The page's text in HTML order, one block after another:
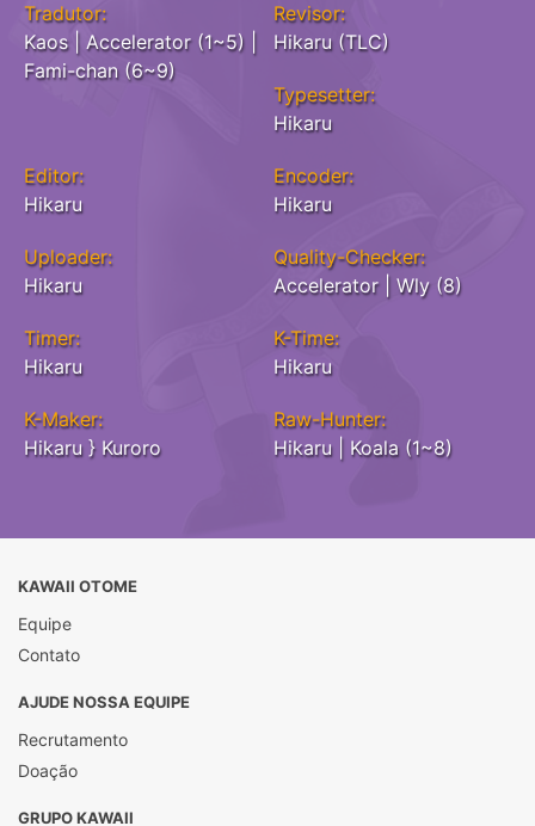
Tradutor:
Kaos | Accelerator (1~5) |
Fami-chan (6~9)
Revisor:
Hikaru (TLC)
Typesetter:
Hikaru
Editor:
Hikaru
Encoder:
Hikaru
Uploader:
Hikaru
Quality-Checker:
Accelerator | Wly (8)
Timer:
Hikaru
K-Time:
Hikaru
K-Maker:
Hikaru } Kuroro
Raw-Hunter:
Hikaru | Koala (1~8)
KAWAII OTOME
Equipe
Contato
AJUDE NOSSA EQUIPE
Recrutamento
Doação
GRUPO KAWAII